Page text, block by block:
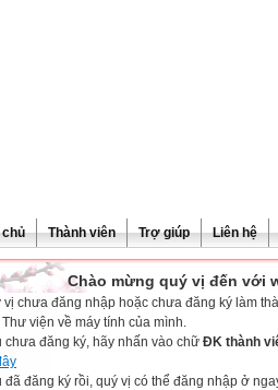
chủ Thành viên Trợ giúp Liên hệ
Chào mừng quý vị đến với website
vị chưa đăng nhập hoặc chưa đăng ký làm
viện về máy tính của mình.
chưa đăng ký, hãy nhấn vào chữ ĐK thành
đã đăng ký rồi, quý vị có thể đăng nhập ở